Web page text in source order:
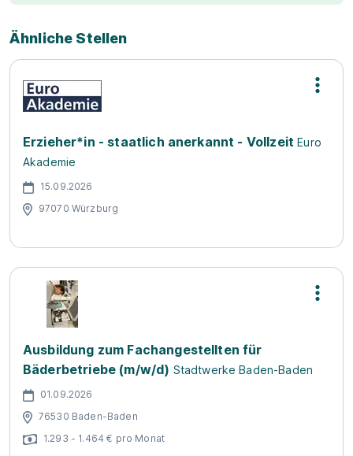
Ähnliche Stellen
Erzieher*in - staatlich anerkannt - Vollzeit Euro
Akademie
15.09.2026
97070 Würzburg
Ausbildung zum Fachangestellten für
Bäderbetriebe (m/w/d) Stadtwerke Baden-Baden
01.09.2026
76530 Baden-Baden
1.293 - 1.464 € pro Monat